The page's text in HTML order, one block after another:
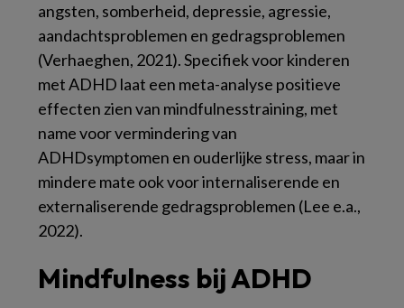
angsten, somberheid, depressie, agressie,
aandachtsproblemen en gedragsproblemen
(Verhaeghen, 2021). Specifiek voor kinderen
met ADHD laat een meta-analyse positieve
effecten zien van mindfulnesstraining, met
name voor vermindering van
ADHDsymptomen en ouderlijke stress, maar in
mindere mate ook voor internaliserende en
externaliserende gedragsproblemen (Lee e.a.,
2022).
Mindfulness bij ADHD